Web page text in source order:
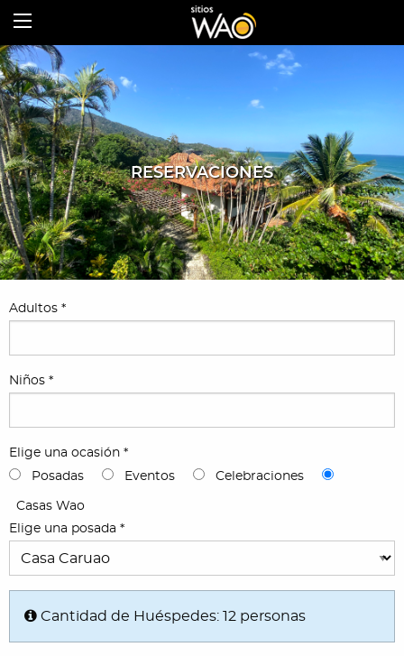
RESERVACIONES
Adultos *
Niños *
Elige una ocasión *
Posadas
Eventos Celebraciones
Casas Wao
Elige una posada *
Cantidad de Huéspedes: 12 personas